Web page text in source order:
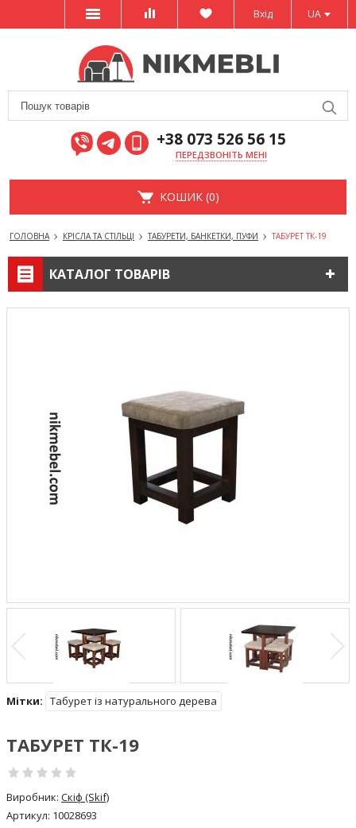
UA
Вхід
+38 073 526 56 15
ПЕРЕДЗВОНІТЬ МЕНІ
КОШИК (0)
ГОЛОВНА КРІСЛА ТА СТІЛЬЦІ ТАБУРЕТИ, БАНКЕТКИ, ПУФИ ТАБУРЕТ ТК-19
КАТАЛОГ ТОВАРІВ
Мітки: Табурет із натурального дерева
ТАБУРЕТ ТК-19
Виробник: Скіф (Skif)
Артикул: 10028693